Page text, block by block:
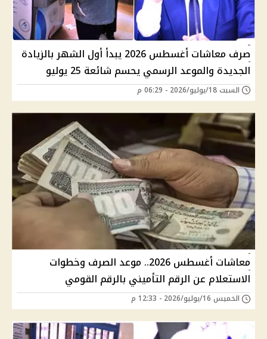
صرف معاشات أغسطس 2026 يبدأ أول الشهر بالزيادة
الجديدة والموعد الرسمي يحسم شائعة 25 يوليو
السبت 18/يوليو/2026 - 06:29 م
معاشات أغسطس 2026.. موعد الصرف وخطوات
الاستعلام عن الرقم التأميني بالرقم القومي
الخميس 16/يوليو/2026 - 12:33 م